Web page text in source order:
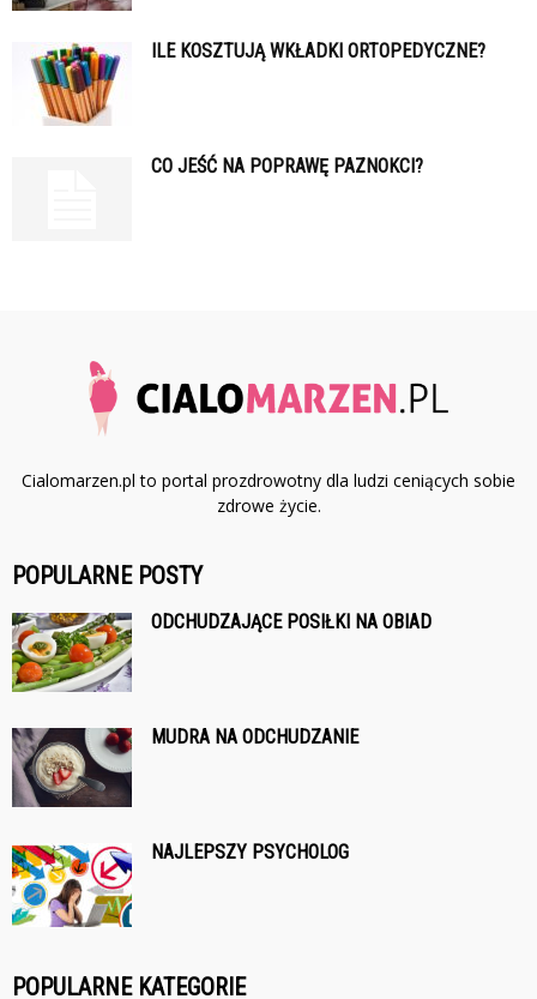
ILE KOSZTUJĄ WKŁADKI ORTOPEDYCZNE?
CO JEŚĆ NA POPRAWĘ PAZNOKCI?
Cialomarzen.pl to portal prozdrowotny dla ludzi ceniących sobie
zdrowe życie.
POPULARNE POSTY
ODCHUDZAJĄCE POSIŁKI NA OBIAD
MUDRA NA ODCHUDZANIE
NAJLEPSZY PSYCHOLOG
POPULARNE KATEGORIE